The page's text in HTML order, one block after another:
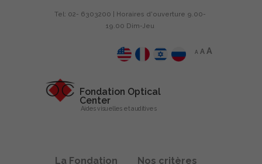
Tel: 02- 6303200 | Horaires d'ouverture 9.00-
19.00 Dim-Jeu
A A A
Fondation Optical
Center
Aides visuelles et auditives
La Fondation Nos critères